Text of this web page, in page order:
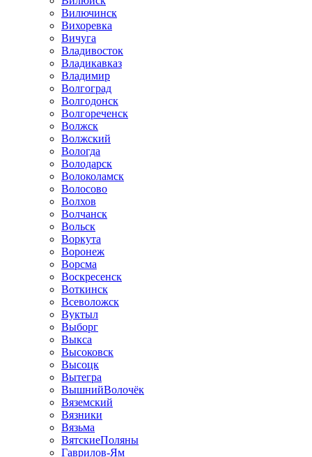
Вилючинск
Вихоревка
Вичуга
Владивосток
Владикавказ
Владимир
Волгоград
Волгодонск
Волгореченск
Волжск
Волжский
Вологда
Володарск
Волоколамск
Волосово
Волхов
Волчанск
Вольск
Воркута
Воронеж
Ворсма
Воскресенск
Воткинск
Всеволожск
Вуктыл
Выборг
Выкса
Высоковск
Высоцк
Вытегра
ВышнийВолочёк
Вяземский
Вязники
Вязьма
ВятскиеПоляны
Гаврилов-Ям